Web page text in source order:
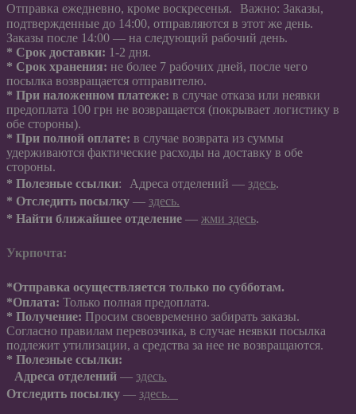
Отправка ежедневно, кроме воскресенья. Важно: Заказы,
подтвержденные до 14:00, отправляются в этот же день.
Заказы после 14:00 — на следующий рабочий день.
* Срок доставки: 1-2 дня.
* Срок хранения: не более 7 рабочих дней, после чего
посылка возвращается отправителю.
* При наложенном платеже: в случае отказа или неявки
предоплата 100 грн не возвращается (покрывает логистику в
обе стороны).
* При полной оплате: в случае возврата из суммы
удерживаются фактические расходы на доставку в обе
стороны.
* Полезные ссылки: Адреса отделений — здесь.
* Отследить посылку — здесь.
* Найти ближайшее отделение — жми здесь.
Укрпочта:
*Отправка осуществляется только по субботам.
*Оплата: Только полная предоплата.
* Получение: Просим своевременно забирать заказы.
Согласно правилам перевозчика, в случае неявки посылка
подлежит утилизации, а средства за нее не возвращаются.
* Полезные ссылки:
Адреса отделений — здесь.
Отследить посылку — здесь.